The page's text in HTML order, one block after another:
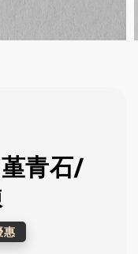
堇青石/
惠